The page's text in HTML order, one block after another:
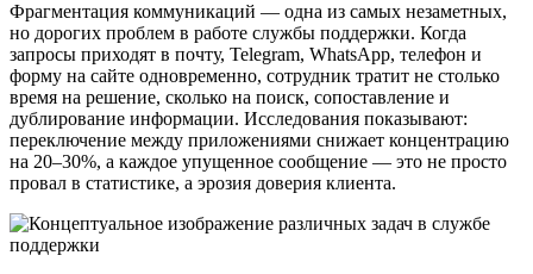
Фрагментация коммуникаций — одна из самых незаметных,
но дорогих проблем в работе службы поддержки. Когда
запросы приходят в почту, Telegram, WhatsApp, телефон и
форму на сайте одновременно, сотрудник тратит не столько
время на решение, сколько на поиск, сопоставление и
дублирование информации. Исследования показывают:
переключение между приложениями снижает концентрацию
на 20–30%, а каждое упущенное сообщение — это не просто
провал в статистике, а эрозия доверия клиента.